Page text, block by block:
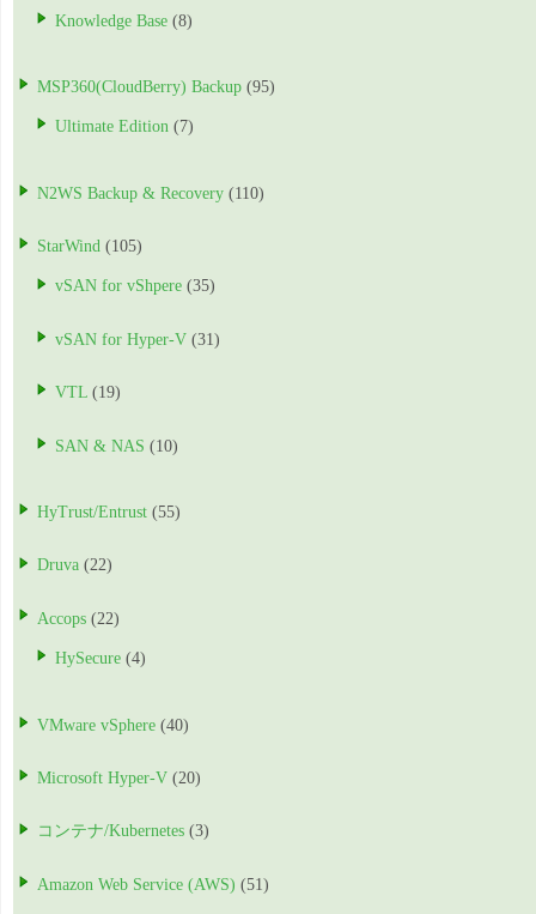
Knowledge Base (8)
MSP360(CloudBerry) Backup (95)
Ultimate Edition (7)
N2WS Backup & Recovery (110)
StarWind (105)
vSAN for vShpere (35)
vSAN for Hyper-V (31)
VTL (19)
SAN & NAS (10)
HyTrust/Entrust (55)
Druva (22)
Accops (22)
HySecure (4)
VMware vSphere (40)
Microsoft Hyper-V (20)
コンテナ/Kubernetes (3)
Amazon Web Service (AWS) (51)